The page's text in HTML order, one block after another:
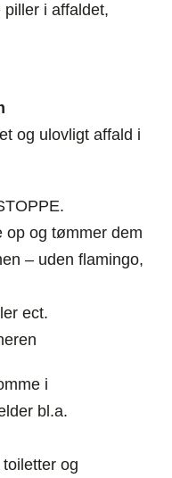
i affaldet,
og ulovligt affald i
op og tømmer dem
– uden flamingo,
ect.
i
bl.a.
og